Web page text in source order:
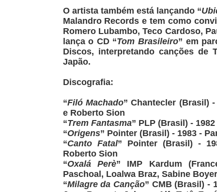
O artista também está lançando “
Malandro Records e tem como
Romero Lubambo, Teco Cardoso,
lança o CD “Tom Brasileiro” em
Discos, interpretando canções de
Japão.
Discografia:
“Filó Machado” Chantecler (Brasil)
e Roberto Sion
“Trem Fantasma” PLP (Brasil) -
“Origens” Pointer (Brasil) - 1983 -
“Canto Fatal” Pointer (Brasil) -
Roberto Sion
“Oxalá Perè” IMP Kardum
Paschoal, Loalwa Braz, Sabine
“Milagre da Canção” CMB (Brasil) -